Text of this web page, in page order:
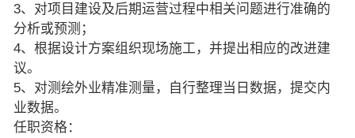
3、对项目建设及后期运营过程中相关问题进行准确的
分析或预测；
4、根据设计方案组织现场施工，并提出相应的改进建
议。
5、对测绘外业精准测量，自行整理当日数据，提交内
业数据。
任职资格：